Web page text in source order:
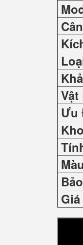
Vật
Ưu
Giá